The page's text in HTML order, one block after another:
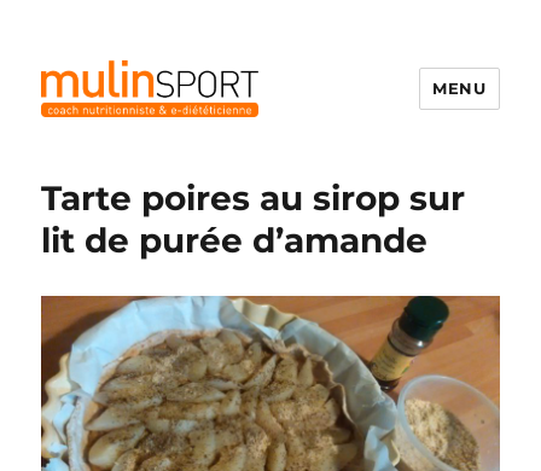
MENU
Tarte poires au sirop sur
lit de purée d’amande